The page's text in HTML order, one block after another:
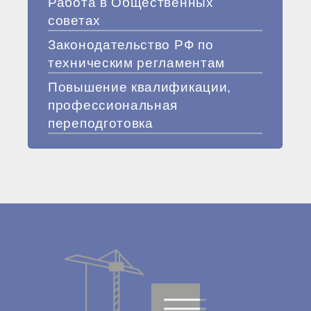
советах
Законодательство РФ по
техническим регламентам
Повышение квалификации,
профессиональная
переподготовка